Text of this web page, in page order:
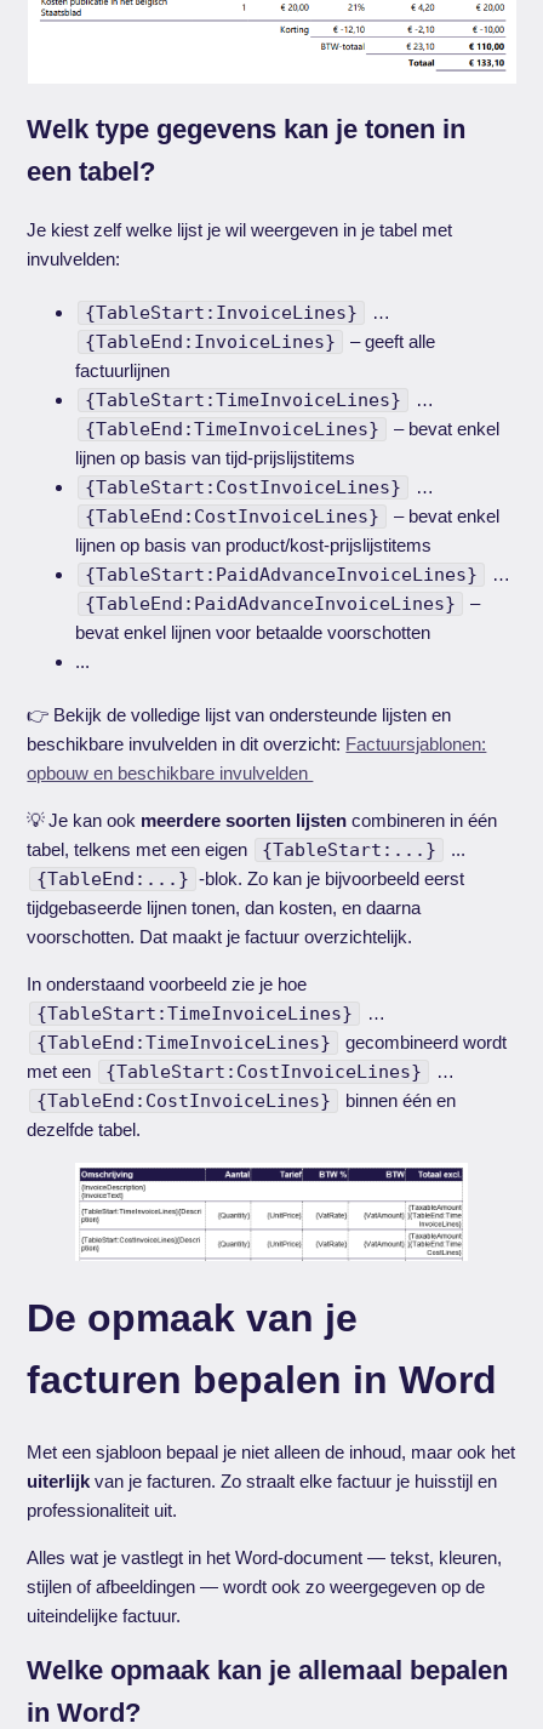
Welk type gegevens kan je tonen in
een tabel?
Je kiest zelf welke lijst je wil weergeven in je tabel met
invulvelden:
{TableStart:InvoiceLines} …
{TableEnd:InvoiceLines}
– geeft alle
factuurlijnen
{TableStart:TimeInvoiceLines} …
{TableEnd:TimeInvoiceLines}
– bevat enkel
lijnen op basis van tijd-prijslijstitems
{TableStart:CostInvoiceLines} …
{TableEnd:CostInvoiceLines}
– bevat enkel
lijnen op basis van product/kost-prijslijstitems
{TableStart:PaidAdvanceInvoiceLines} …
{TableEnd:PaidAdvanceInvoiceLines}
–
bevat enkel lijnen voor betaalde voorschotten
...
👉 Bekijk de volledige lijst van ondersteunde lijsten en
beschikbare invulvelden in dit overzicht: Factuursjablonen:
opbouw en beschikbare invulvelden
💡 Je kan ook meerdere soorten lijstencombineren in één
tabel, telkens met een eigen
{TableStart:...} ...
{TableEnd:...} -blok. Zo kan je bijvoorbeeld eerst
tijdgebaseerde lijnen tonen, dan kosten, en daarna
voorschotten. Dat maakt je factuur overzichtelijk.
In onderstaand voorbeeld zie je hoe
{TableStart:TimeInvoiceLines} …
{TableEnd:TimeInvoiceLines}
gecombineerd wordt
met een
{TableStart:CostInvoiceLines} …
{TableEnd:CostInvoiceLines}
binnen één en
dezelfde tabel.
De opmaak van je
facturen bepalen in Word
Met een sjabloon bepaal je niet alleen de inhoud, maar ook het
uiterlijk van je facturen. Zo straalt elke factuur je huisstijl en
professionaliteit uit.
Alles wat je vastlegt in het Word-document — tekst, kleuren,
stijlen of afbeeldingen — wordt ook zo weergegeven op de
uiteindelijke factuur.
Welke opmaak kan je allemaal bepalen
in Word?